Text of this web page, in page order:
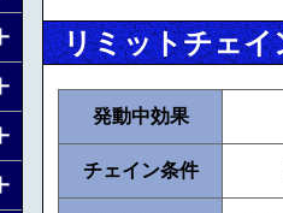
リミットチェイ
発動中効果
チェイン条件